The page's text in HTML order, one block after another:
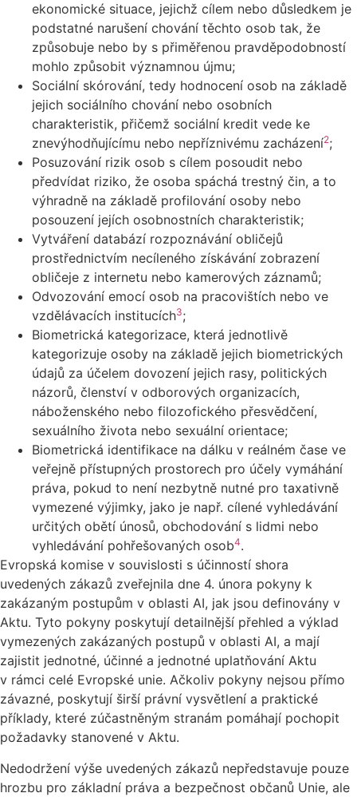
ekonomické situace, jejichž cílem nebo důsledkem je
podstatné narušení chování těchto osob tak, že
způsobuje nebo by s přiměřenou pravděpodobností
mohlo způsobit významnou újmu;
Sociální skórování, tedy hodnocení osob na základě
jejich sociálního chování nebo osobních
charakteristik, přičemž sociální kredit vede ke
znevýhodňujícímu nebo nepříznivému zacházení2;
Posuzování rizik osob s cílem posoudit nebo
předvídat riziko, že osoba spáchá trestný čin, a to
výhradně na základě profilování osoby nebo
posouzení jejích osobnostních charakteristik;
Vytváření databází rozpoznávání obličejů
prostřednictvím necíleného získávání zobrazení
obličeje z internetu nebo kamerových záznamů;
Odvozování emocí osob na pracovištích nebo ve
vzdělávacích institucích3;
Biometrická kategorizace, která jednotlivě
kategorizuje osoby na základě jejich biometrických
údajů za účelem dovození jejich rasy, politických
názorů, členství v odborových organizacích,
náboženského nebo filozofického přesvědčení,
sexuálního života nebo sexuální orientace;
Biometrická identifikace na dálku v reálném čase ve
veřejně přístupných prostorech pro účely vymáhání
práva, pokud to není nezbytně nutné pro taxativně
vymezené výjimky, jako je např. cílené vyhledávání
určitých obětí únosů, obchodování s lidmi nebo
vyhledávání pohřešovaných osob4.
Evropská komise v souvislosti s účinností shora
uvedených zákazů zveřejnila dne 4. února pokyny k
zakázaným postupům v oblasti AI, jak jsou definovány v
Aktu. Tyto pokyny poskytují detailnější přehled a výklad
vymezených zakázaných postupů v oblasti AI, a mají
zajistit jednotné, účinné a jednotné uplatňování Aktu
v rámci celé Evropské unie. Ačkoliv pokyny nejsou přímo
závazné, poskytují širší právní vysvětlení a praktické
příklady, které zúčastněným stranám pomáhají pochopit
požadavky stanovené v Aktu.
Nedodržení výše uvedených zákazů nepředstavuje pouze
hrozbu pro základní práva a bezpečnost občanů Unie, ale